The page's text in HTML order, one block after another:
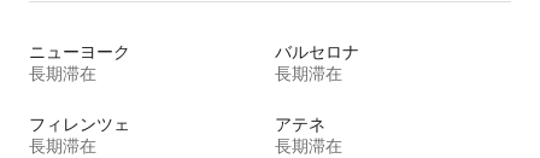
ニューヨーク
長期滞在
バルセロナ
長期滞在
フィレンツェ
長期滞在
アテネ
長期滞在